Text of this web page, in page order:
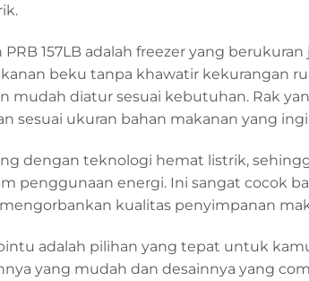
157LB adalah freezer yang
beku tanpa khawatir kekurangan
mudah diatur sesuai kebutuhan. Rak
sesuai ukuran bahan makanan yang
dengan teknologi hemat listrik,
penggunaan energi. Ini sangat cocok
kualitas penyimpanan
adalah pilihan yang tepat untuk
yang mudah dan desainnya yang